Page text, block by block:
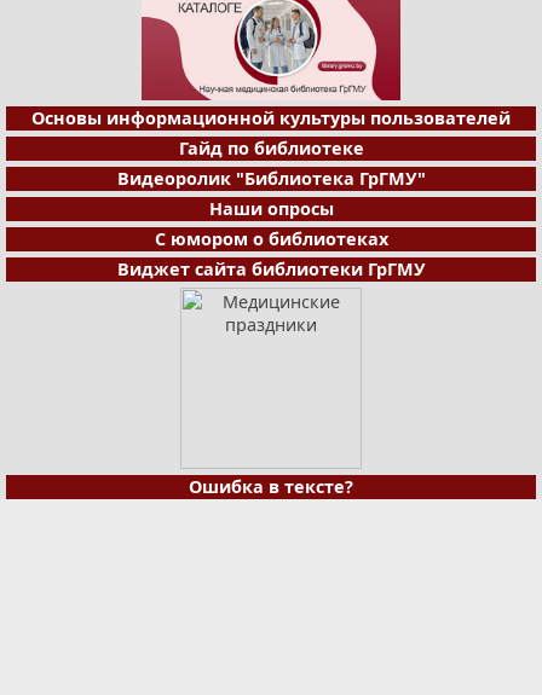
Основы информационной культуры пользователей
Гайд по библиотеке
Видеоролик "Библиотека ГрГМУ"
Наши опросы
С юмором о библиотеках
Виджет сайта библиотеки ГрГМУ
Ошибка в тексте?